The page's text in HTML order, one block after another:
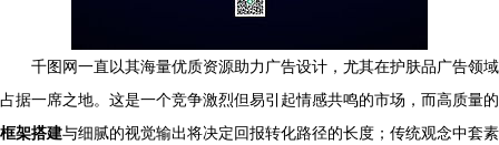
千图网一直以其海量优质资源助力广告设计，尤其在护肤品广告领域
占据一席之地。这是一个竞争激烈但易引起情感共鸣的市场，而高质量的
框架搭建与细腻的视觉输出将决定回报转化路径的长度；传统观念中套素